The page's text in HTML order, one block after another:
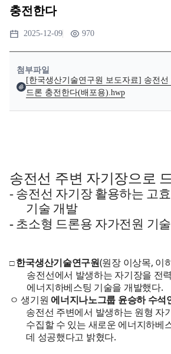
충전한다
2025-12-09 970
첨부파일
[한국생산기술연구원 보도자료] 송전선
드론 충전한다(배포용).hwp
송전선 주변 자기장으로
- 송전선 자기장 활용하는 고
기술 개발
- 초소형 드론용 자가전원 기
□한국생산기술연구원(원장 이상목, 이
송전선에서 발생하는 자기장을 전
에너지하베스팅 기술을 개발했다.
ㅇ 생기원 에너지나노그룹 윤승하 수석
송전선 주변에서 발생하는 원형 자
수집할 수 있는 새로운 에너지하베
데 성공했다고 밝혔다.